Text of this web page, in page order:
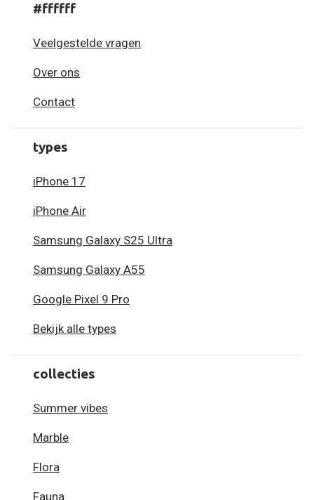
#ffffff
Veelgestelde vragen
Over ons
Contact
types
iPhone 17
iPhone Air
Samsung Galaxy S25 Ultra
Samsung Galaxy A55
Google Pixel 9 Pro
Bekijk alle types
collecties
Summer vibes
Marble
Flora
Fauna